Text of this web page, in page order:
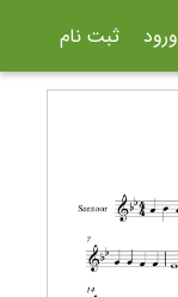
ثبت نام ورود